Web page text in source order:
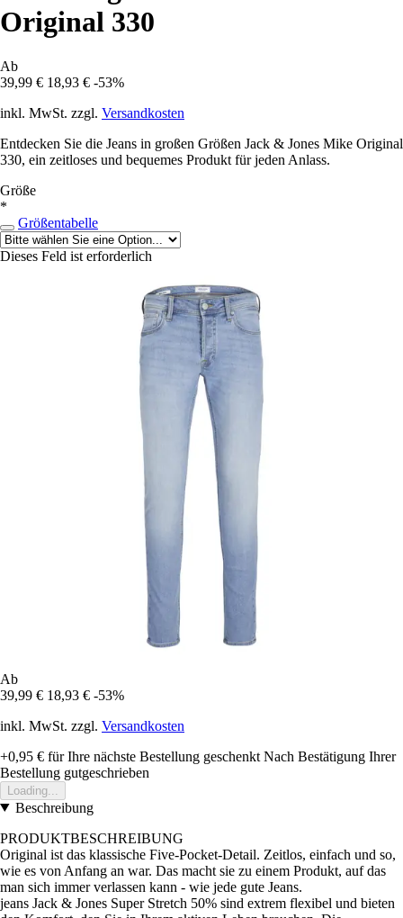
Original 330
Ab
39,99 € 18,93 € -53%
inkl. MwSt. zzgl. Versandkosten
Entdecken Sie die Jeans in großen Größen Jack & Jones Mike Original
330, ein zeitloses und bequemes Produkt für jeden Anlass.
Größe
*
Größentabelle
Dieses Feld ist erforderlich
Ab
39,99 € 18,93 € -53%
inkl. MwSt. zzgl. Versandkosten
+0,95 € für Ihre nächste Bestellung geschenkt Nach Bestätigung Ihrer
Bestellung gutgeschrieben
Loading...
Beschreibung
PRODUKTBESCHREIBUNG
Original ist das klassische Five-Pocket-Detail. Zeitlos, einfach und so,
wie es von Anfang an war. Das macht sie zu einem Produkt, auf das
man sich immer verlassen kann - wie jede gute Jeans.
jeans Jack & Jones Super Stretch 50% sind extrem flexibel und bieten